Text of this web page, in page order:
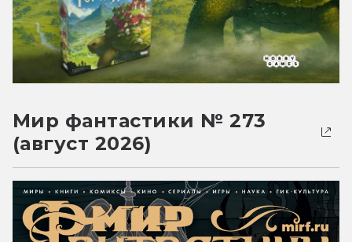
Мир фантастики № 273
(август 2026)